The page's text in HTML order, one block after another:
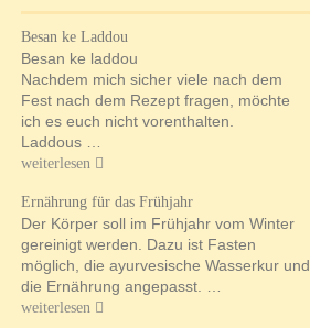
Besan ke Laddou
Besan ke laddou
Nachdem mich sicher viele nach dem
Fest nach dem Rezept fragen, möchte
ich es euch nicht vorenthalten.
Laddous …
weiterlesen
Ernährung für das Frühjahr
Der Körper soll im Frühjahr vom Winter
gereinigt werden. Dazu ist Fasten
möglich, die ayurvesische Wasserkur und
die Ernährung angepasst. …
weiterlesen